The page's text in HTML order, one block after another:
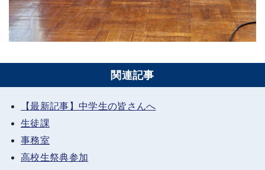
関連記事
【最新記事】中学生の皆さんへ
生徒課
事務室
高校生祭典参加